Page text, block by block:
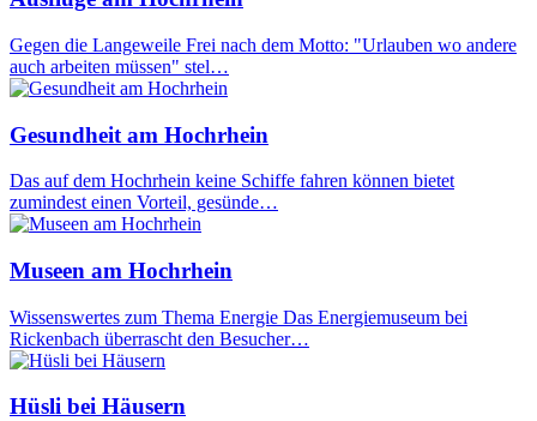
Gegen die Langeweile Frei nach dem Motto: "Urlauben wo andere
auch arbeiten müssen" stel…
Gesundheit am Hochrhein
Das auf dem Hochrhein keine Schiffe fahren können bietet
zumindest einen Vorteil, gesünde…
Museen am Hochrhein
Wissenswertes zum Thema Energie Das Energiemuseum bei
Rickenbach überrascht den Besucher…
Hüsli bei Häusern